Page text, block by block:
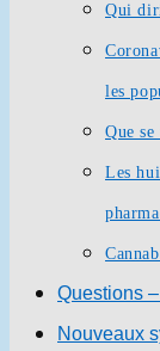
Qui
les
Que
Les
Questions
Nouveaux